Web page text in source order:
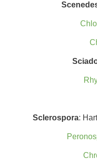
Sclerospora: